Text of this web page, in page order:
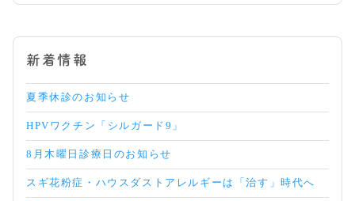
新着情報
夏季休診のお知らせ
HPVワクチン「シルガード9」
8月木曜日診療日のお知らせ
スギ花粉症・ハウスダストアレルギーは「治す」時代へ